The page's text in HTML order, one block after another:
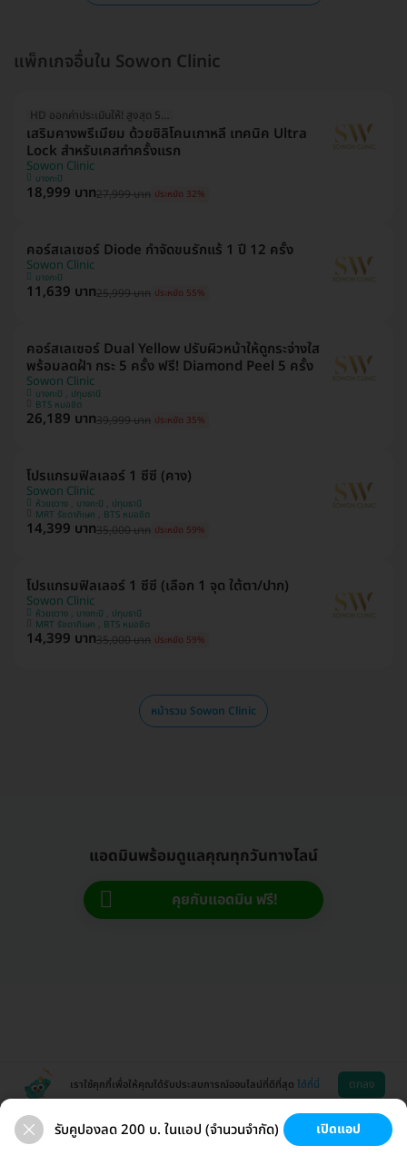
แพ็กเกจอื่นใน Sowon Clinic
HD ออกค่าประเมินให้! สูงสุด 500 บ.
เสริมคางพรีเมียม ด้วยซิลิโคนเกาหลี เทคนิค Ultra
Lock สำหรับเคสทำครั้งแรก
Sowon Clinic
บางกะปิ
18,999 บาท27,999 บาท ประหยัด 32%
คอร์สเลเซอร์ Diode กำจัดขนรักแร้ 1 ปี 12 ครั้ง
Sowon Clinic
บางกะปิ
11,639 บาท25,999 บาท ประหยัด 55%
คอร์สเลเซอร์ Dual Yellow ปรับผิวหน้าให้ดูกระจ่างใส
พร้อมลดฝ้า กระ 5 ครั้ง ฟรี! Diamond Peel 5 ครั้ง
Sowon Clinic
บางกะปิ , ปทุมธานี
BTS หมอชิต
26,189 บาท39,999 บาท ประหยัด 35%
โปรแกรมฟิลเลอร์ 1 ซีซี (คาง)
Sowon Clinic
ห้วยขวาง , บางกะปิ , ปทุมธานี
MRT รัชดาภิเษก , BTS หมอชิต
14,399 บาท35,000 บาท ประหยัด 59%
โปรแกรมฟิลเลอร์ 1 ซีซี (เลือก 1 จุด ใต้ตา/ปาก)
Sowon Clinic
ห้วยขวาง , บางกะปิ , ปทุมธานี
MRT รัชดาภิเษก , BTS หมอชิต
14,399 บาท35,000 บาท ประหยัด 59%
หน้ารวม Sowon Clinic
แอดมินพร้อมดูแลคุณทุกวันทางไลน์
คุยกับแอดมิน ฟรี!
ขนที่ลับ ช่วยเหลือ โหลดแอพ
เราใช้คุกกี้เพื่อให้คุณได้รับประสบการณ์ออนไลน์ที่ดีที่สุด ได้ที่นี่ ตกลง
รับคูปองลด 200 บ. ในแอป (จำนวนจำกัด) เปิดแอป